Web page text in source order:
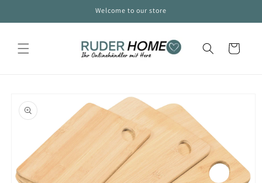
Welcome to our store
Cart
product
information